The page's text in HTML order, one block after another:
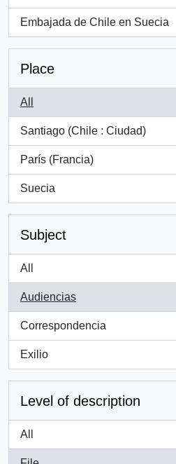
Embajada de Chile en Suecia
, 1 results
Place
All
Santiago (Chile : Ciudad)
, 1 results
París (Francia)
, 1 results
Suecia
, 1 results
Subject
All
Audiencias
, 2 results
Correspondencia
, 1 results
Exilio
, 1 results
Level of description
All